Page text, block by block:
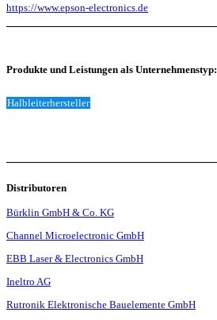
https://www.epson-electronics.de
Produkte und Leistungen als Unternehmenstyp:
Halbleiterhersteller
Distributoren
Bürklin GmbH & Co. KG
Channel Microelectronic GmbH
EBB Laser & Electronics GmbH
Ineltro AG
Rutronik Elektronische Bauelemente GmbH